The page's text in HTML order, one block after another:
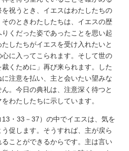
祝うとき、イエスはわたしたちの
のときわたしたちは、イエスの歴
くだった姿であったことを思い起
したちがイエスを受け入れたいと
に入ってこられます。そして世の
くために」再び来られます。した
注意を払い、主と会いたい望みな
。今日の典礼は、注意深く待つと
わたしたちに示しています。
・33－37）の中でイエスは、気を
促します。そうすれば、主が戻ら
ことができるからです。主は言い